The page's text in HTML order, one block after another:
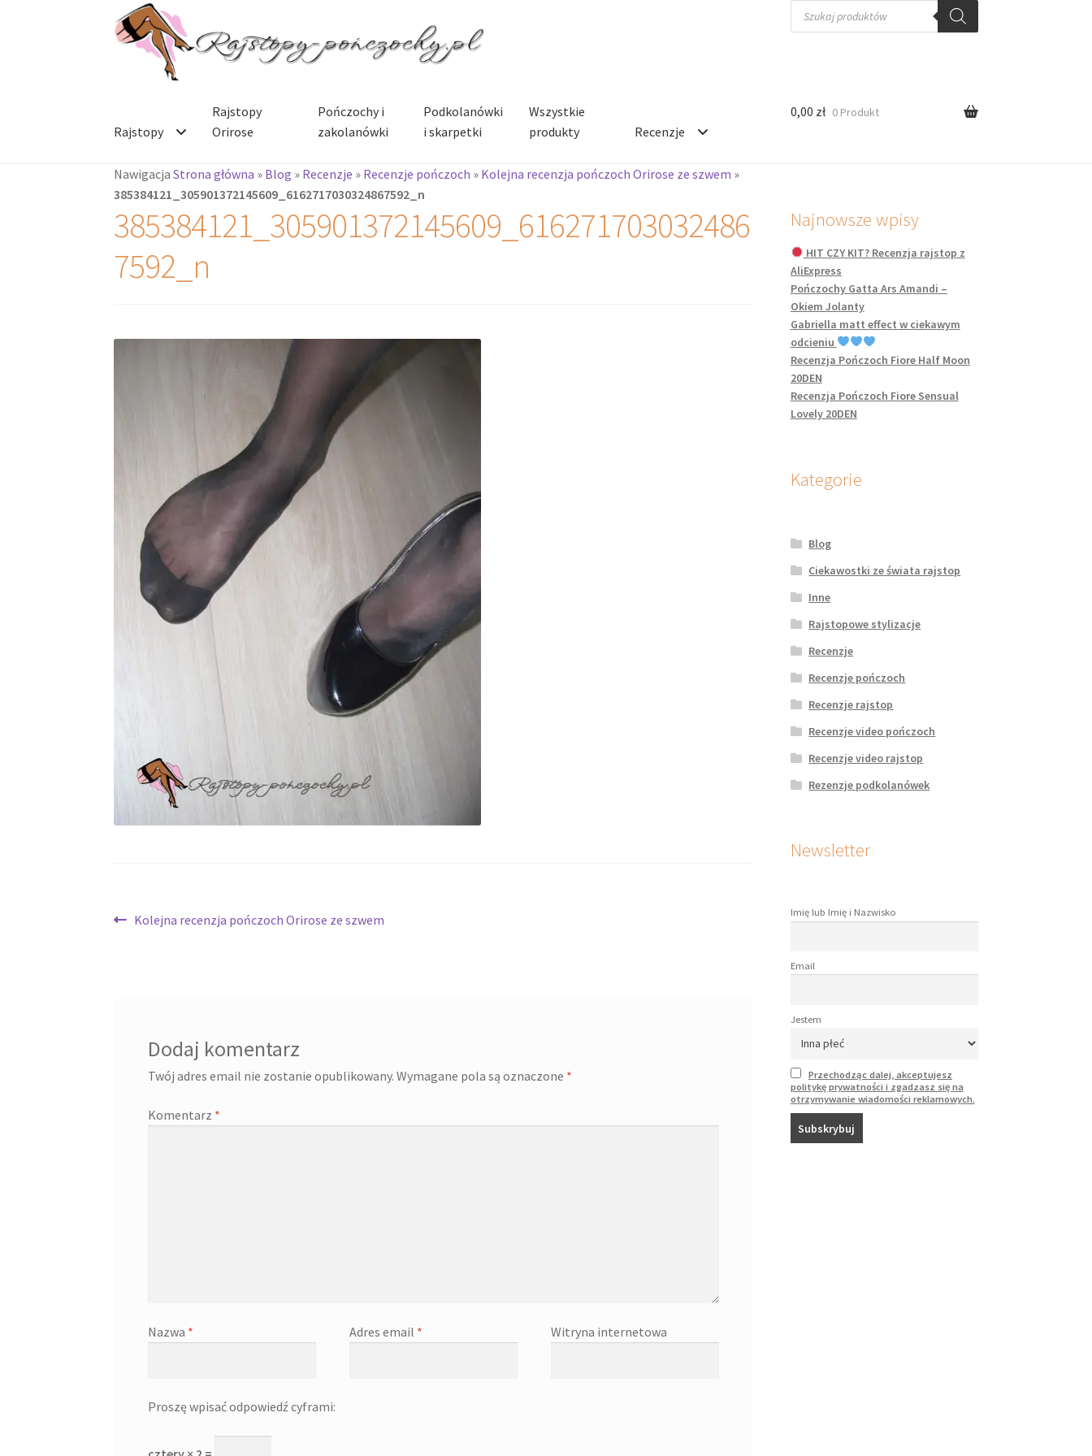
Przejdź
do
nawigacji
Przejdź
do
treści
Wyszukiwarka
produktów
Rajstopy
Rajstopy
Orirose
Pończochy i
zakolanówki
Podkolanówki
i skarpetki
Wszystkie
produkty
Recenzje
0,00 zł 0 Produkt
NawigacjaStrona główna » Blog » Recenzje » Recenzje pończoch » Kolejna recenzja pończoch Orirose ze szwem »
385384121_305901372145609_6162717030324867592_n
385384121_305901372145609_616271703032486
7592_n
Nawigacja
Poprzedni
Kolejna recenzja pończoch Orirose ze szwem
Dodaj komentarz
Twój adres email nie zostanie opublikowany. Wymagane pola są oznaczone *
Komentarz *
Nazwa * Adres email * Witryna internetowa
Proszę wpisać odpowiedź cyframi:
Najnowsze wpisy
HIT CZY KIT? Recenzja rajstop z
AliExpress
Pończochy Gatta Ars Amandi –
Okiem Jolanty
Gabriella matt effect w ciekawym
odcieniu
Recenzja Pończoch Fiore Half Moon
20DEN
Recenzja Pończoch Fiore Sensual
Lovely 20DEN
Kategorie
Blog
Ciekawostki ze świata rajstop
Inne
Rajstopowe stylizacje
Recenzje
Recenzje pończoch
Recenzje rajstop
Recenzje video pończoch
Recenzje video rajstop
Rezenzje podkolanówek
Newsletter
Imię lub Imię i Nazwisko
Email
Jestem
Przechodząc dalej, akceptujesz
politykę prywatności i zgadzasz się na
otrzymywanie wiadomości reklamowych.